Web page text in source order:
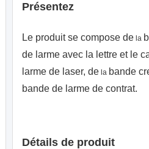
Présentez
Le produit se compose de la
de larme avec la lettre et le
larme de laser, de la bande
bande de larme de contrat.
Détails de produit